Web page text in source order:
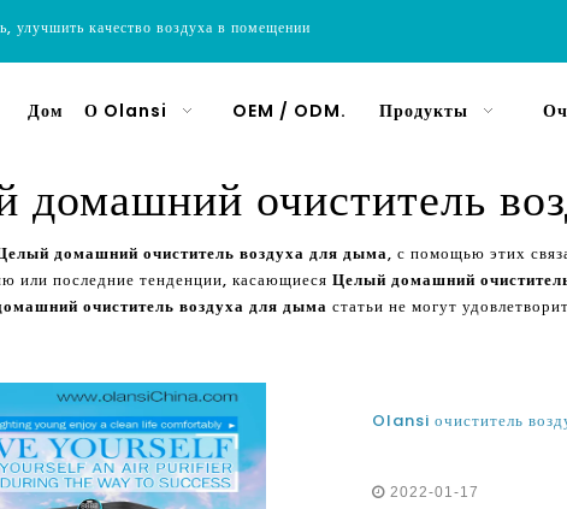
улучшить качество воздуха в помещении
Дом О Olansi OEM / ODM. Продукты
домашний очиститель
домашний очиститель воздуха для дыма, с помощью этих
или последние тенденции, касающиеся Целый домашний
очиститель воздуха для дыма статьи не могут
2022-01-17